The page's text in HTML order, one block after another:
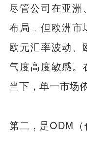
尽管公司在亚洲
布局，但欧洲市
欧元汇率波动、
气度高度敏感。
当下，单一市场
第二，是ODM（